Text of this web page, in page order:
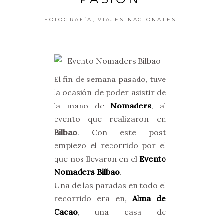
FOTOGRAFÍA VIAJES NACIONALES
El fin de semana pasado, tuve
la ocasión de poder asistir de
la mano de Nomaders, al
evento que realizaron en
Bilbao. Con este post
empiezo el recorrido por el
que nos llevaron en el Evento
Nomaders Bilbao.
Una de las paradas en todo el
recorrido era en, Alma de
Cacao, una casa de